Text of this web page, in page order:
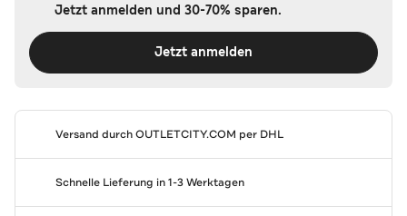
Jetzt anmelden und 30-70% sparen.
Jetzt anmelden
Versand durchOUTLETCITY.COM per DHL
Schnelle Lieferung in 1-3 Werktagen